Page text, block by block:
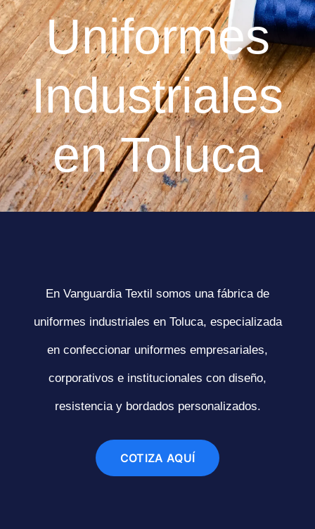
Uniformes
Industriales
en Toluca
En Vanguardia Textil somos una fábrica de
uniformes industriales en Toluca, especializada
en confeccionar uniformes empresariales,
corporativos e institucionales con diseño,
resistencia y bordados personalizados.
COTIZA AQUÍ